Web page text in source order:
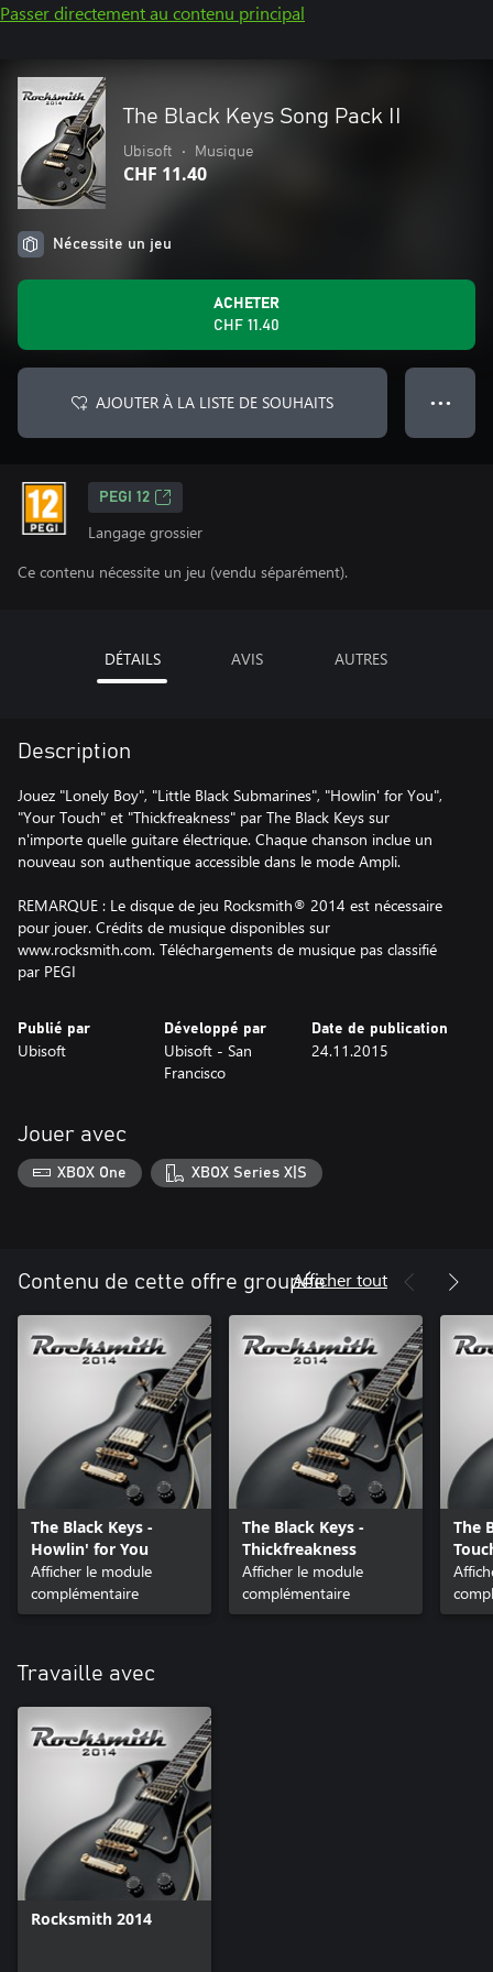
Passer directement au contenu principal
The Black Keys Song Pack II
Ubisoft • Musique
CHF 11.40
Nécessite un jeu
ACHETER
CHF 11.40
AJOUTER À LA LISTE DE SOUHAITS ● ● ●
PEGI 12
Langage grossier
Ce contenu nécessite un jeu (vendu séparément).
DÉTAILS AVIS AUTRES
Description
Jouez "Lonely Boy", "Little Black Submarines", "Howlin' for You",
"Your Touch" et "Thickfreakness" par The Black Keys sur
n'importe quelle guitare électrique. Chaque chanson inclue un
nouveau son authentique accessible dans le mode Ampli.
REMARQUE : Le disque de jeu Rocksmith® 2014 est nécessaire
pour jouer. Crédits de musique disponibles sur
www.rocksmith.com. Téléchargements de musique pas classifié
par PEGI
Publié par
Ubisoft
Développé par
Ubisoft - San
Francisco
Date de publication
24.11.2015
Jouer avec
XBOX One XBOX Series X|S
Contenu de cette offre groupéeAfficher tout
The Black Keys -
Howlin' for You
Afficher le module
complémentaire
The Black Keys -
Thickfreakness
Afficher le module
complémentaire
The
Travaille avec
Rocksmith 2014